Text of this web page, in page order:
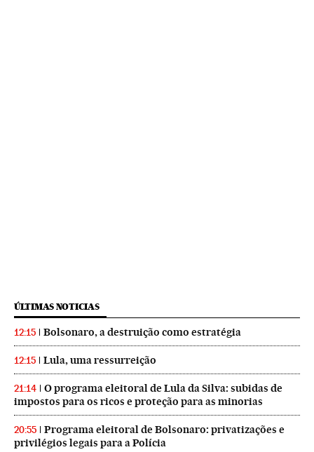
ÚLTIMAS NOTICIAS
12:15 Bolsonaro, a destruição como estratégia
12:15 Lula, uma ressurreição
21:14
O programa eleitoral de Lula da Silva: subidas de
impostos para os ricos e proteção para as minorias
20:55
Programa eleitoral de Bolsonaro: privatizações e
privilégios legais para a Polícia